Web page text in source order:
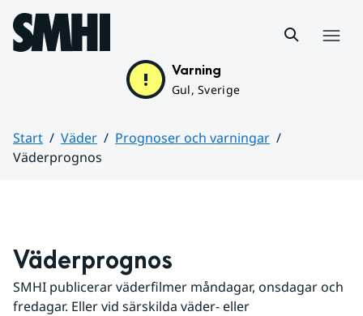
Hoppa till sidans innehåll
Varning
Gul, Sverige
Start Väder
Prognoser och varningar
Väderprognos
Väderprognos
SMHI publicerar väderfilmer måndagar, onsdagar och
fredagar. Eller vid särskilda väder- eller